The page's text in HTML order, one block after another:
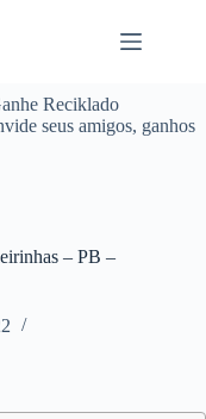
Reciklado
seus amigos, ganhos
– PB –